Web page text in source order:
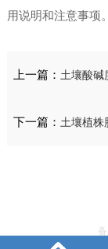
用说明和注意事项。
上一篇：土壤酸碱
下一篇：土壤植株